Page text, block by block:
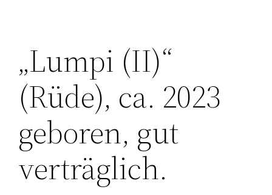
„Lumpi (II)“
(Rüde), ca. 2023
geboren, gut
verträglich.